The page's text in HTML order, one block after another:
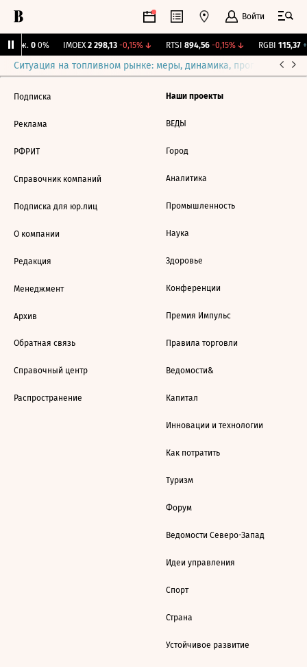
Войти
Бирж. 0 0% IMOEX 2 298,13 -0,15%↓ RTSI 894,56 -0,15%↓ RGBI 115,37
Ситуация на топливном рынке: меры, динамика, прогнозы
Подписка
Реклама
РФРИТ
Справочник компаний
Подписка для юр.лиц
О компании
Редакция
Менеджмент
Архив
Обратная связь
Справочный центр
Распространение
Наши проекты
ВЕДЫ
Город
Аналитика
Промышленность
Наука
Здоровье
Конференции
Премия Импульс
Правила торговли
Ведомости&
Капитал
Инновации и технологии
Как потратить
Туризм
Форум
Ведомости Северо-Запад
Идеи управления
Спорт
Страна
Устойчивое развитие